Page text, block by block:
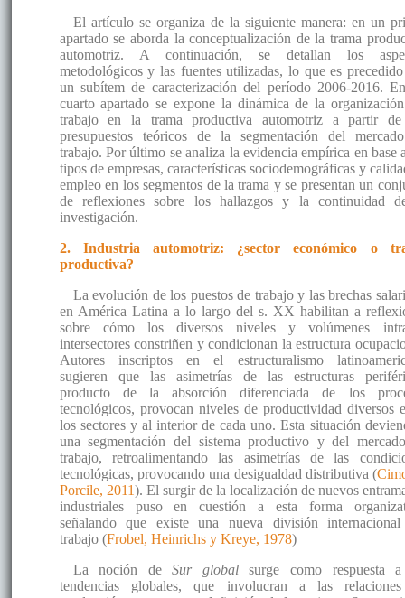
El artículo se organiza de la siguiente manera: en un
apartado se aborda la conceptualización de la trama
automotriz. A continuación, se detallan los
metodológicos y las fuentes utilizadas, lo que es
un subítem de caracterización del período 2006-2016.
cuarto apartado se expone la dinámica de la
trabajo en la trama productiva automotriz a partir
presupuestos teóricos de la segmentación del
trabajo. Por último se analiza la evidencia empírica en base
tipos de empresas, características sociodemográficas y
empleo en los segmentos de la trama y se presentan un
de reflexiones sobre los hallazgos y la continuidad
investigación.
2. Industria automotriz: ¿sector económico o
productiva?
La evolución de los puestos de trabajo y las brechas
en América Latina a lo largo del s. XX habilitan a
sobre cómo los diversos niveles y volúmenes
intersectores constriñen y condicionan la estructura
Autores inscriptos en el estructuralismo
sugieren que las asimetrías de las estructuras
producto de la absorción diferenciada de los
tecnológicos, provocan niveles de productividad diversos
los sectores y al interior de cada uno. Esta situación
una segmentación del sistema productivo y del
trabajo, retroalimentando las asimetrías de las
tecnológicas, provocando una desigualdad distributiva (
Porcile, 2011). El surgir de la localización de nuevos
industriales puso en cuestión a esta forma
señalando que existe una nueva división
trabajo (Frobel, Heinrichs y Kreye, 1978)
La noción deSur globalsurge como respuesta
tendencias globales, que involucran a las